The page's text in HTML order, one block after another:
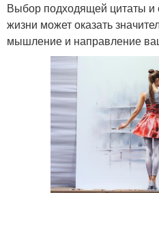
Выбор подходящей цитаты
жизни может оказать
мышление и направление